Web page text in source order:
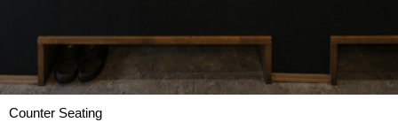
Counter Seating